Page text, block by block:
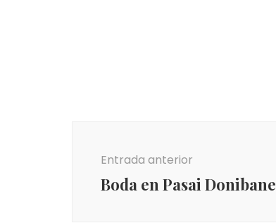
entradas
Entrada anterior
Boda en Pasai Donibane